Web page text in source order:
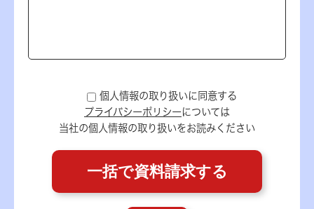
個人情報の取り扱いに同意する
プライバシーポリシーについては
当社の個人情報の取り扱いをお読みください